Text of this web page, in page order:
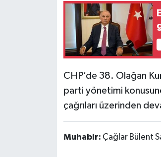
CHP’de 38. Olağan
parti yönetimi
çağrıları üzerinden
Muhabir: Çağlar Bülent